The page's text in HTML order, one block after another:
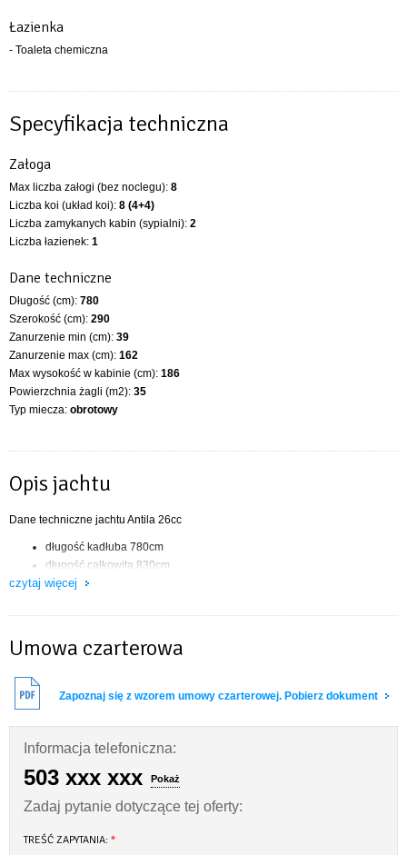
Łazienka
- Toaleta chemiczna
Specyfikacja techniczna
Załoga
Max liczba załogi (bez noclegu): 8
Liczba koi (układ koi): 8 (4+4)
Liczba zamykanych kabin (sypialni): 2
Liczba łazienek: 1
Dane techniczne
Długość (cm): 780
Szerokość (cm): 290
Zanurzenie min (cm): 39
Zanurzenie max (cm): 162
Max wysokość w kabinie (cm): 186
Powierzchnia żagli (m2): 35
Typ miecza: obrotowy
Opis jachtu
Dane techniczne jachtu Antila 26cc
długość kadłuba 780cm
długość całkowita 830cm
szerokość całkowita 290 cm
zanurzenie 39-162 cm
powierzchnia żagli 35,5 m2
silnik doczepny 9,8 KM
ogrzewanie
dwie zamykane kabiny
zbiornik wody pitnej 120 litrów
gniazda 230 V i 12 V
3 porty USB
Antila 26 cc to kompaktowy jacht, które może pomieścić maksymalnie osiem
czytaj więcej
Umowa czarterowa
Zapoznaj się z wzorem umowy czarterowej. Pobierz dokument
Informacja telefoniczna:
503 xxx xxx Pokaż
Zadaj pytanie dotyczące tej oferty:
TREŚĆ ZAPYTANIA: *